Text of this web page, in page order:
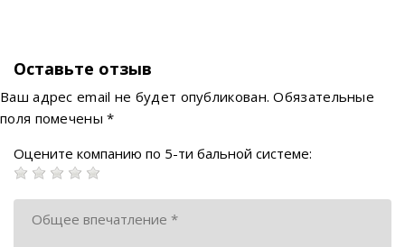
Оставьте отзыв
Ваш адрес email не будет опубликован. Обязательные
поля помечены*
Оцените компанию по 5-ти бальной системе: